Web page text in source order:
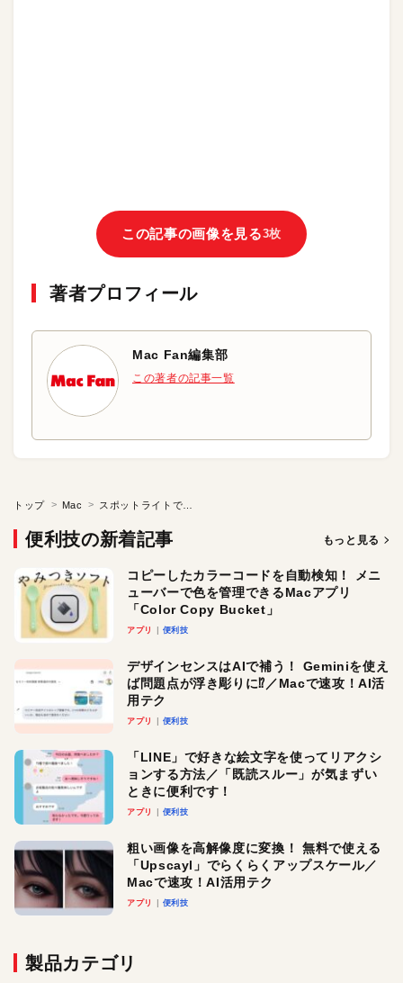
この記事の画像を見る3枚
著者プロフィール
Mac Fan編集部
この著者の記事一覧
トップ Mac
便利技の新着記事 もっと見る
コピーしたカラーコードを自動検知！ メニ
ューバーで色を管理できるMacアプリ
「Color Copy Bucket」
アプリ 便利技
デザインセンスはAIで補う！ Geminiを使え
ば問題点が浮き彫りに⁉︎／Macで速攻！AI活
用テク
アプリ 便利技
「LINE」で好きな絵文字を使ってリアクシ
ョンする方法／「既読スルー」が気まずい
ときに便利です！
アプリ 便利技
粗い画像を高解像度に変換！ 無料で使える
「Upscayl」でらくらくアップスケール／
Macで速攻！AI活用テク
アプリ 便利技
製品カテゴリ